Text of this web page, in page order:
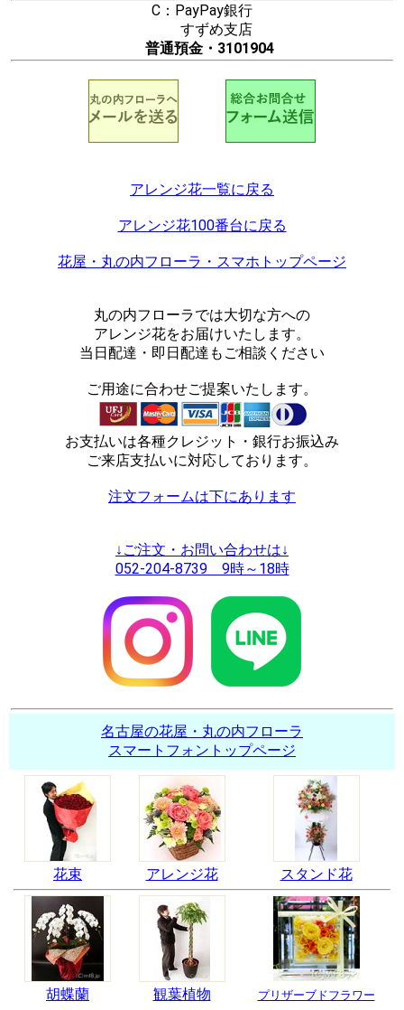
C：PayPay銀行
すずめ支店
普通預金・3101904
アレンジ花一覧に戻る
アレンジ花100番台に戻る
花屋・丸の内フローラ・スマホトップページ
丸の内フローラでは大切な方への
アレンジ花をお届けいたします。
当日配達・即日配達もご相談ください
ご用途に合わせご提案いたします。
お支払いは各種クレジット・銀行お振込み
ご来店支払いに対応しております。
注文フォームは下にあります
↓ご注文・お問い合わせは↓
052-204-8739 9時～18時
名古屋の花屋・丸の内フローラ
スマートフォントップページ
花束 アレンジ花 スタンド花
胡蝶蘭 観葉植物 プリザーブドフラワー